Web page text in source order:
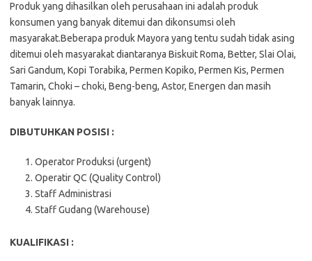
Produk yang dihasilkan oleh perusahaan ini adalah produk
konsumen yang banyak ditemui dan dikonsumsi oleh
masyarakat.Beberapa produk Mayora yang tentu sudah tidak asing
ditemui oleh masyarakat diantaranya Biskuit Roma, Better, Slai Olai,
Sari Gandum, Kopi Torabika, Permen Kopiko, Permen Kis, Permen
Tamarin, Choki – choki, Beng-beng, Astor, Energen dan masih
banyak lainnya.
DIBUTUHKAN POSISI :
Operator Produksi (urgent)
Operatir QC (Quality Control)
Staff Administrasi
Staff Gudang (Warehouse)
KUALIFIKASI :